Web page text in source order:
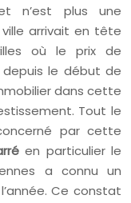
n’est plus une
arrivait en tête
où le prix de
depuis le début de
dans cette
Tout le
par cette
en particulier le
a connu un
Ce constat